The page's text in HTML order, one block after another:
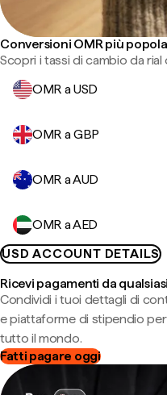
Conversioni OMR più
Scopri i tassi di cambio da rial
OMR a USD
OMR a GBP
OMR a AUD
OMR a AED
USD ACCOUNT DETAILS
Ricevi pagamenti da
Condividi i tuoi dettagli di
e piattaforme di stipendio
tutto il mondo.
Fatti pagare oggi